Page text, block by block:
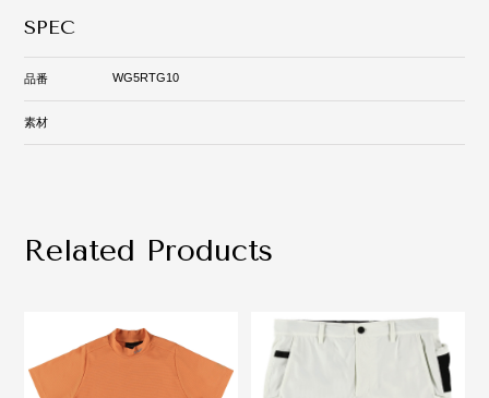
SPEC
品番 WG5RTG10
素材
Related Products